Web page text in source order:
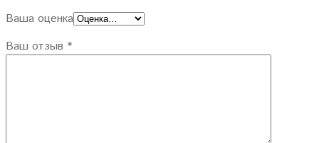
Ваша оценка
Ваш отзыв *